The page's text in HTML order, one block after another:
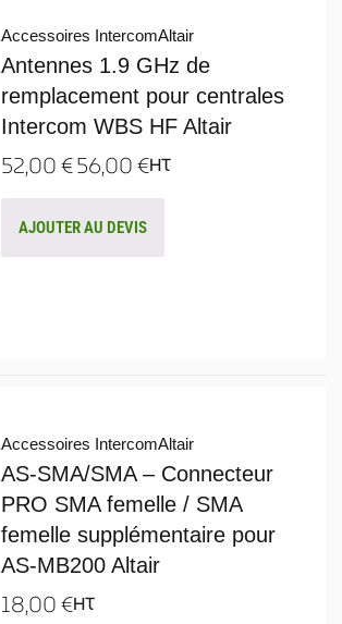
Accessoires IntercomAltair
Antennes 1.9 GHz de
remplacement pour centrales
Intercom WBS HF Altair
52,00€56,00€HT
AJOUTER AU DEVIS
Accessoires IntercomAltair
AS-SMA/SMA – Connecteur
PRO SMA femelle / SMA
femelle supplémentaire pour
AS-MB200 Altair
18,00€HT